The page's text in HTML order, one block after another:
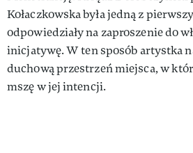
Kołaczkowska była jedną z
odpowiedziały na zaproszenie do
inicjatywę. W ten sposób artystka
duchową przestrzeń miejsca, w
mszę w jej intencji.